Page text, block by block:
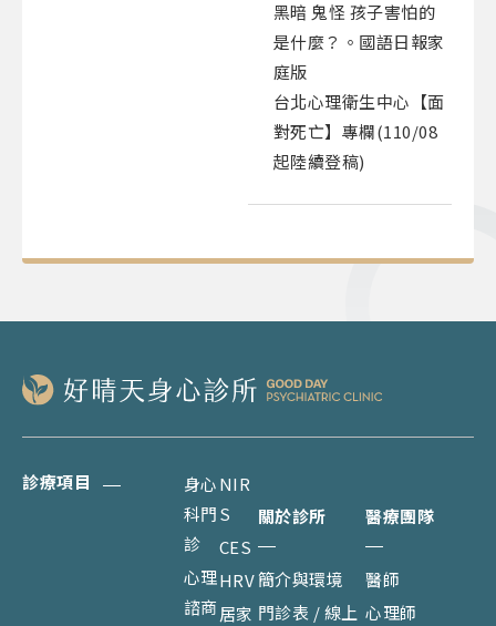
黑暗 鬼怪 孩子害怕的
是什麼？。國語日報家
庭版
台北心理衛生中心【面
對死亡】專欄(110/08
起陸續登稿)
診療項目
身心
科門
診
心理
諮商
NIR
S
CES
HRV
居家
關於診所
簡介與環境
門診表 / 線上
醫療團隊
醫師
心理師